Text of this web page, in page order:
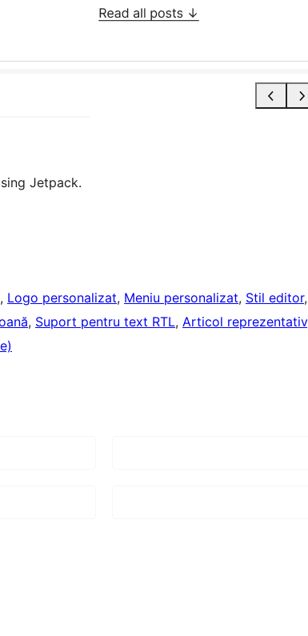
Jetpack.
, Logo personalizat, Meniu personalizat, Stil editor
, Suport pentru text RTL, Articol reprezentativ